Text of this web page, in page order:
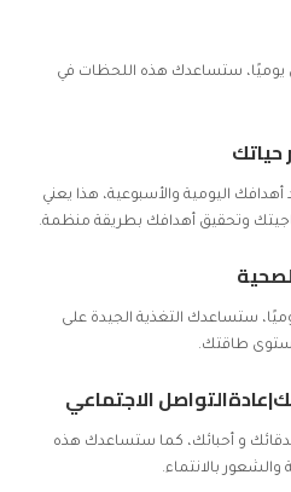
يوميًا، ستساعدك هذه اللحظات في
اليومية والأسبوعية، هذا يعني
وتحقيق أهدافك بطريقة منظمة.
ستساعدك التغذية الجيدة على
طاقتك.
و أحبائك، كما ستساعدك هذه
والشعور بالانتماء.